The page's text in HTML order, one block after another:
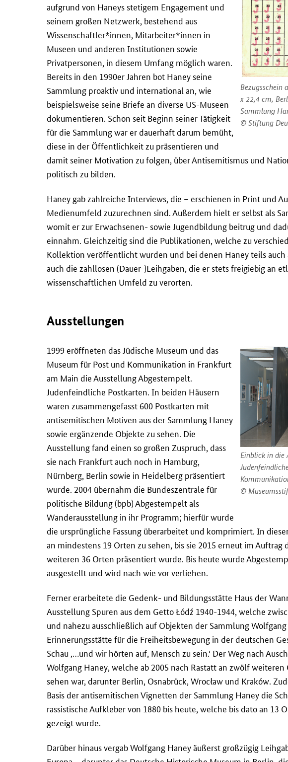
Bezugsschein
x 22,4 cm,
Sammlung
Stiftung
aufgrund von Haneys stetigem Engagement und
seinem großen Netzwerk, bestehend aus
Wissenschaftler*innen, Mitarbeiter*innen in
Museen und anderen Institutionen sowie
Privatpersonen, in diesem Umfang möglich waren.
Bereits in den 1990er Jahren bot Haney seine
Sammlung proaktiv und international an, wie
beispielsweise seine Briefe an diverse US-Museen
dokumentieren. Schon seit Beginn seiner Tätigkeit
für die Sammlung war er dauerhaft darum bemüht,
diese in der Öffentlichkeit zu präsentieren und
damit seiner Motivation zu folgen, über Antisemitismus und
politisch zu bilden.
Haney gab zahlreiche Interviews, die – erschienen in Print und
Medienumfeld zuzurechnen sind. Außerdem hielt er selbst als
womit er zur Erwachsenen- sowie Jugendbildung beitrug und
einnahm. Gleichzeitig sind die Publikationen, welche zu
Kollektion veröffentlicht wurden und bei denen Haney teils
auch die zahllosen (Dauer-)Leihgaben, die er stets freigiebig an
wissenschaftlichen Umfeld zu verorten.
Ausstellungen
Einblick in die
1999 eröffneten das Jüdische Museum und das
Museum für Post und Kommunikation in Frankfurt
am Main die Ausstellung Abgestempelt.
Judenfeindliche Postkarten. In beiden Häusern
waren zusammengefasst 600 Postkarten mit
antisemitischen Motiven aus der Sammlung Haney
sowie ergänzende Objekte zu sehen. Die
Ausstellung fand einen so großen Zuspruch, dass
sie nach Frankfurt auch noch in Hamburg,
Nürnberg, Berlin sowie in Heidelberg präsentiert
wurde. 2004 übernahm die Bundeszentrale für
politische Bildung (bpb) Abgestempelt als
Wanderausstellung in ihr Programm; hierfür wurde
die ursprüngliche Fassung überarbeitet und komprimiert. In
an mindestens 19 Orten zu sehen, bis sie 2015 erneut im
weiteren 36 Orten präsentiert wurde. Bis heute wurde
ausgestellt und wird nach wie vor verliehen.
Ferner erarbeitete die Gedenk- und Bildungsstätte Haus der
Ausstellung Spuren aus dem Getto Łódź 1940-1944, welche
und nahezu ausschließlich auf Objekten der Sammlung
Erinnerungsstätte für die Freiheitsbewegung in der deutschen
Schau ‚…und wir hörten auf, Mensch zu sein.‘ Der Weg nach
Wolfgang Haney, welche ab 2005 nach Rastatt an zwölf
sehen war, darunter Berlin, Osnabrück, Wrocław und Kraków.
Basis der antisemitischen Vignetten der Sammlung Haney die
rassistische Aufkleber von 1880 bis heute, welche bis dato an 13
gezeigt wurde.
Darüber hinaus vergab Wolfgang Haney äußerst großzügig